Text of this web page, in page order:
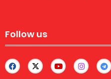
Follow us